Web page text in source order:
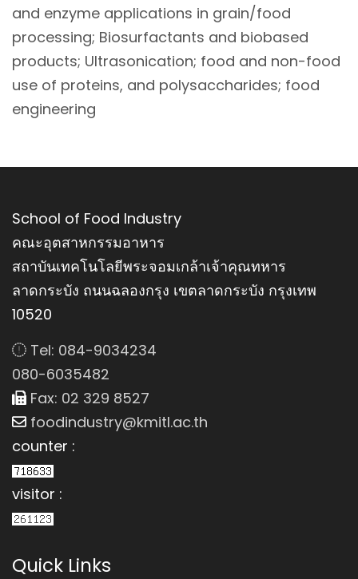
and enzyme applications in grain/food
processing; Biosurfactants and biobased
products; Ultrasonication; food and non-food
use of proteins, and polysaccharides; food
engineering
School of Food Industry
คณะอุตสาหกรรมอาหาร
สถาบันเทคโนโลยีพระจอมเกล้าเจ้าคุณทหาร
ลาดกระบัง ถนนฉลองกรุง เขตลาดกระบัง กรุงเทพ
10520
Tel: 084-9034234
080-6035482
Fax: 02 329 8527
foodindustry@kmitl.ac.th
counter :
visitor :
Quick Links